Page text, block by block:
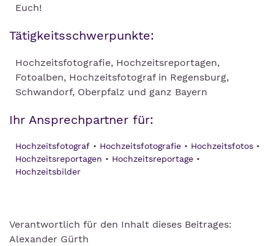
Euch!
Tätigkeitsschwerpunkte:
Hochzeitsfotografie, Hochzeitsreportagen,
Fotoalben, Hochzeitsfotograf in Regensburg,
Schwandorf, Oberpfalz und ganz Bayern
Ihr Ansprechpartner für:
Hochzeitsfotograf Hochzeitsfotografie
Hochzeitsfotos
Hochzeitsreportagen
Hochzeitsreportage
Hochzeitsbilder
Verantwortlich für den Inhalt dieses Beitrages:
Alexander Gürth